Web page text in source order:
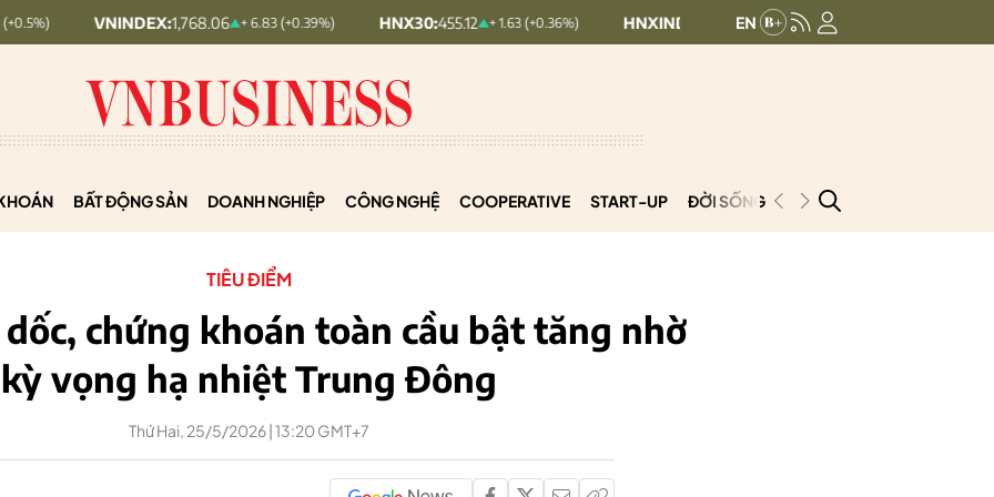
1,768.06 + 6.83 (+0.39%) HNX30: + 1.63 (+0.36%) HNXINDEX: 293.44 + 0.25 (+0.09%) UPCOMINDEX:
BẤT ĐỘNG SẢN DOANH NGHIỆP CÔNG NGHỆ COOPERATIVE START-UP ĐỜI SỐNG PODCAST
TIÊU ĐIỂM
dốc, chứng khoán toàn cầu bật tăng nhờ
kỳ vọng hạ nhiệt Trung Đông
Thứ Hai, 25/5/2026 | 13:20 GMT+7